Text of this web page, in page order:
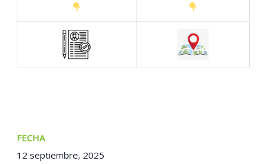
FECHA:
12 septiembre, 2025